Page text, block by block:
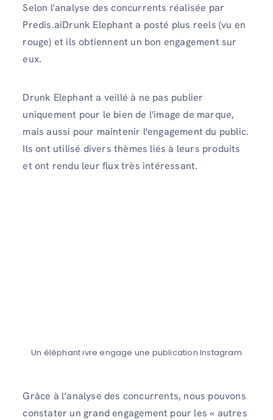
Selon l'analyse des concurrents réalisée par
Predis.aiDrunk Elephant a posté plus reels (vu en
rouge) et ils obtiennent un bon engagement sur
eux.
Drunk Elephant a veillé à ne pas publier
uniquement pour le bien de l'image de marque,
mais aussi pour maintenir l'engagement du public.
Ils ont utilisé divers thèmes liés à leurs produits
et ont rendu leur flux très intéressant.
Un éléphant ivre engage une publication Instagram
Grâce à l’analyse des concurrents, nous pouvons
constater un grand engagement pour les « autres